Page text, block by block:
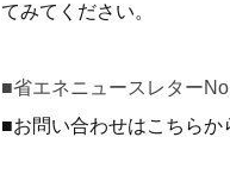
てみてください。
■省エネニュースレター
■お問い合わせはこちらか